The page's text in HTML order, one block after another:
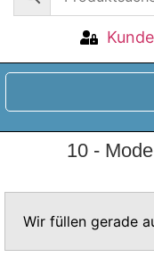
10 -
Wir füllen gerade